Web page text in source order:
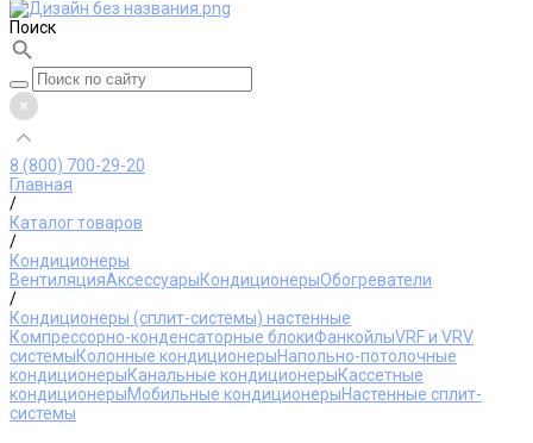
Поиск
8 (800) 700-29-20
Главная
/
Каталог товаров
/
Кондиционеры
ВентиляцияАксессуарыКондиционерыОбогреватели
/
Кондиционеры (сплит-системы) настенные
Компрессорно-конденсаторные блокиФанкойлыVRF и VRV
системыКолонные кондиционерыНапольно-потолочные
кондиционерыКанальные кондиционерыКассетные
кондиционерыМобильные кондиционерыНастенные сплит-
системы